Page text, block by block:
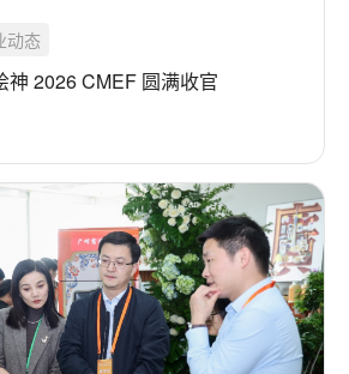
动态
神 2026 CMEF 圆满收官